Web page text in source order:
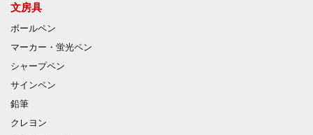
文房具
ボールペン
マーカー・蛍光ペン
シャープペン
サインペン
鉛筆
クレヨン